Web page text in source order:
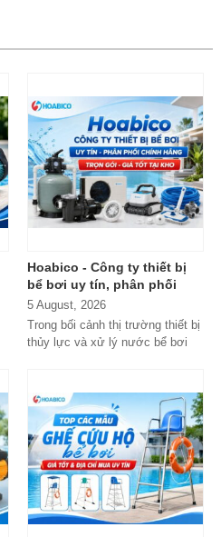
Hoabico - Công ty thiết bị
bể bơi uy tín, phân phối
chính hãng toàn quốc
5 August, 2026
Trong bối cảnh thị trường thiết bị
thủy lực và xử lý nước bể bơi